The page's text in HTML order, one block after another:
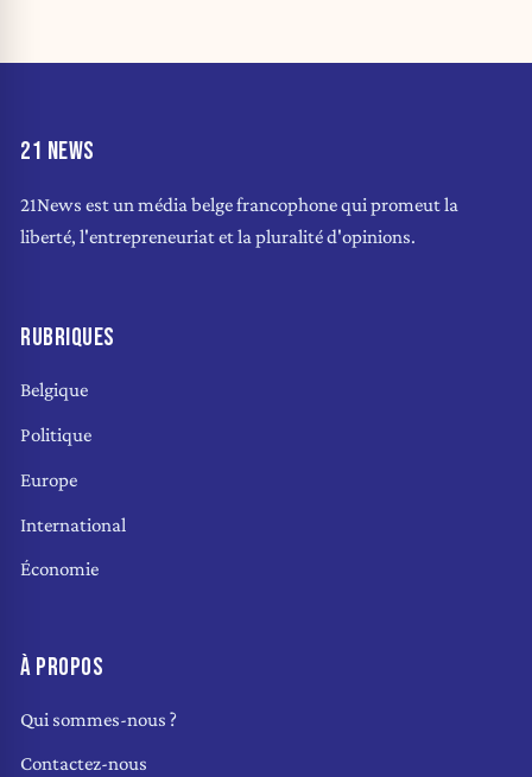
21 NEWS
21News est un média belge francophone qui promeut la
liberté, l'entrepreneuriat et la pluralité d'opinions.
RUBRIQUES
Belgique
Politique
Europe
International
Économie
À PROPOS
Qui sommes-nous ?
Contactez-nous